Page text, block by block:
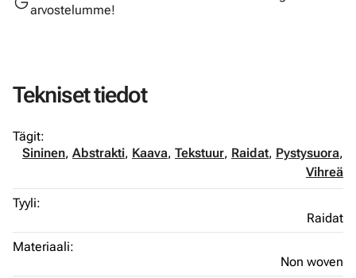
arvostelumme!
Tekniset tiedot
Tägit:
Sininen, Abstrakti, Kaava, Tekstuur, Raidat, Pystysuora,
Vihreä
Tyyli:
Raidat
Materiaali:
Non woven